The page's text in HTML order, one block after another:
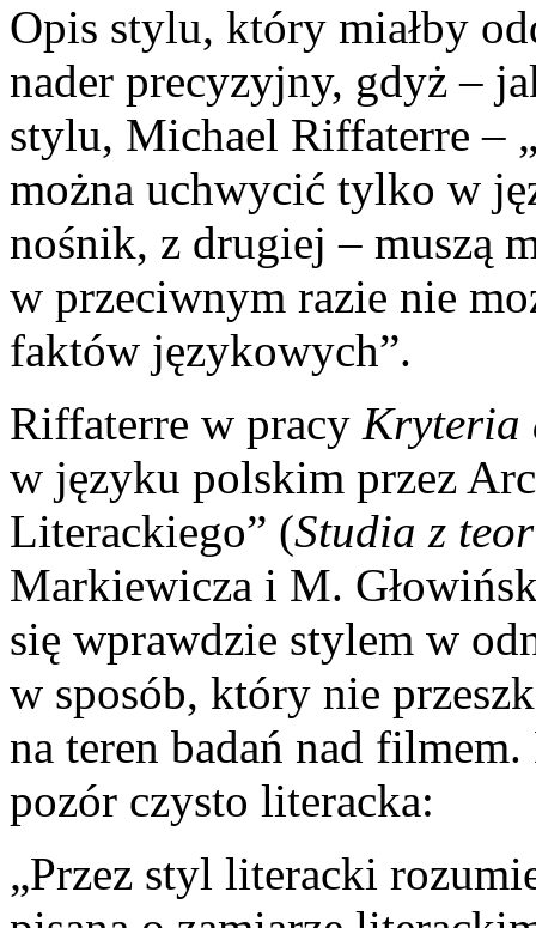
Opis stylu, który miałby
nader precyzyjny, gdyż –
stylu, Michael Riffaterre –
można uchwycić tylko w
nośnik, z drugiej – muszą
w przeciwnym razie nie
faktów językowych”.
Riffaterre w pracy Kryteria
w języku polskim przez
Literackiego” (Studia z
Markiewicza i M.
się wprawdzie stylem w
w sposób, który nie
na teren badań nad
pozór czysto literacka:
„Przez styl literacki